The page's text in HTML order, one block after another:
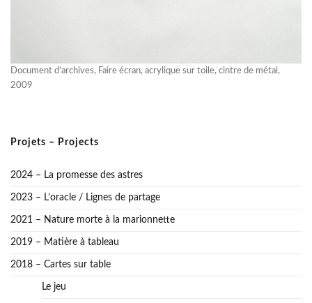
Document d’archives, Faire écran, acrylique sur toile, cintre de métal,
2009
Projets – Projects
2024 – La promesse des astres
2023 – L’oracle / Lignes de partage
2021 – Nature morte à la marionnette
2019 – Matière à tableau
2018 – Cartes sur table
Le jeu